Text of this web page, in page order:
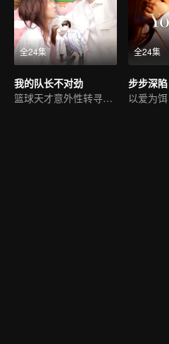
全24集
我的队长不对劲
篮球天才意外性转寻真爱
全24集
步步深陷
以爱为